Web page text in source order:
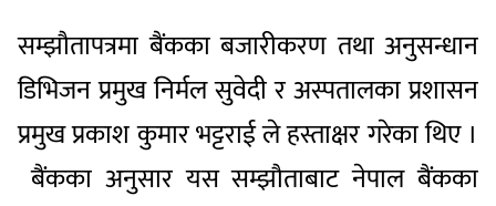
सम्झौतापत्रमा बैंकका बजारीकरण तथा अनुसन्धान
डिभिजन प्रमुख निर्मल सुवेदी र अस्पतालका प्रशासन
प्रमुख प्रकाश कुमार भट्टराई ले हस्ताक्षर गरेका थिए ।
बैंकका अनुसार यस सम्झौताबाट नेपाल बैंकका